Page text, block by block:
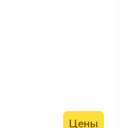
Цены